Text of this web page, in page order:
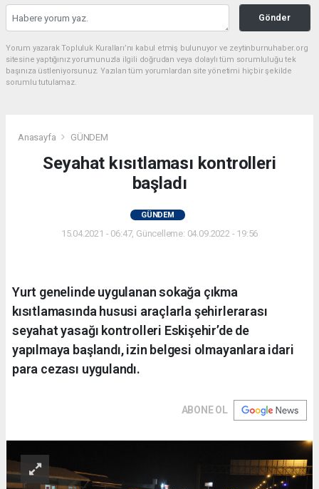
Gönder
Yorum yazarak Topluluk Kuralları’nı kabul etmiş bulunuyor ve zeytinburnuhaber.org
sitesine yaptığınız yorumunuzla ilgili doğrudan veya dolaylı tüm sorumluluğu tek
başınıza üstleniyorsunuz. Yazılan tüm yorumlardan site yönetimi hiçbir şekilde
sorumlu tutulamaz.
Anasayfa GÜNDEM
Seyahat kısıtlaması kontrolleri
başladı
GÜNDEM
15.04.2021 - 06:47, Güncelleme: 04.09.2022 - 19:56
Yurt genelinde uygulanan sokağa çıkma
kısıtlamasında hususi araçlarla şehirlerarası
seyahat yasağı kontrolleri Eskişehir’de de
yapılmaya başlandı, izin belgesi olmayanlara idari
para cezası uygulandı.
ABONE OL